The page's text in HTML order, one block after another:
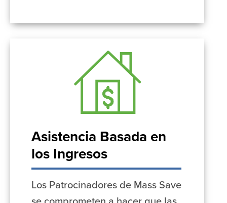
Asistencia Basada en
los Ingresos
Los Patrocinadores de Mass Save